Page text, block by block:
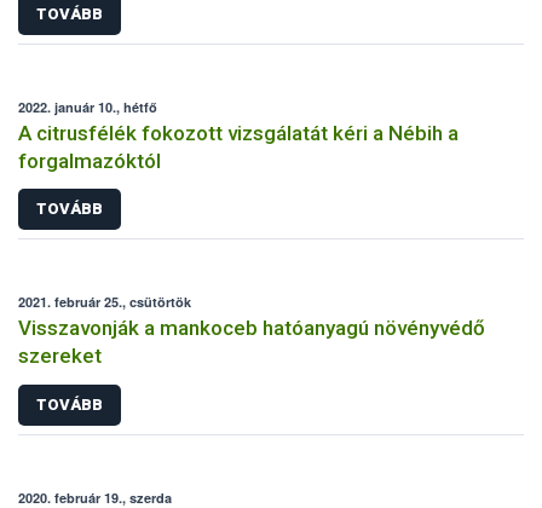
TOVÁBB
2022. január 10., hétfő
A citrusfélék fokozott vizsgálatát kéri a Nébih a
forgalmazóktól
TOVÁBB
2021. február 25., csütörtök
Visszavonják a mankoceb hatóanyagú növényvédő
szereket
TOVÁBB
2020. február 19., szerda